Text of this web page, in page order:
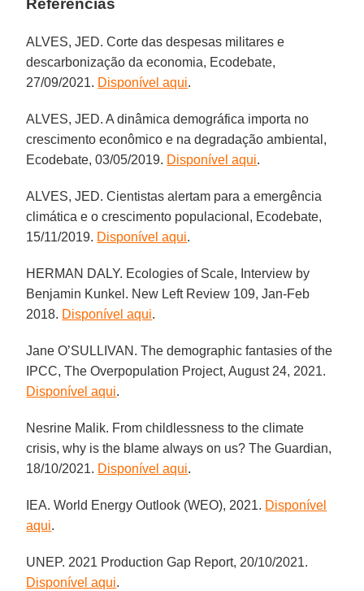
Referências
ALVES, JED. Corte das despesas militares e
descarbonização da economia, Ecodebate,
27/09/2021. Disponível aqui.
ALVES, JED. A dinâmica demográfica importa no
crescimento econômico e na degradação ambiental,
Ecodebate, 03/05/2019. Disponível aqui.
ALVES, JED. Cientistas alertam para a emergência
climática e o crescimento populacional, Ecodebate,
15/11/2019. Disponível aqui.
HERMAN DALY. Ecologies of Scale, Interview by
Benjamin Kunkel. New Left Review 109, Jan-Feb
2018. Disponível aqui.
Jane O’SULLIVAN. The demographic fantasies of the
IPCC, The Overpopulation Project, August 24, 2021.
Disponível aqui.
Nesrine Malik. From childlessness to the climate
crisis, why is the blame always on us? The Guardian,
18/10/2021. Disponível aqui.
IEA. World Energy Outlook (WEO), 2021. Disponível
aqui.
UNEP. 2021 Production Gap Report, 20/10/2021.
Disponível aqui.